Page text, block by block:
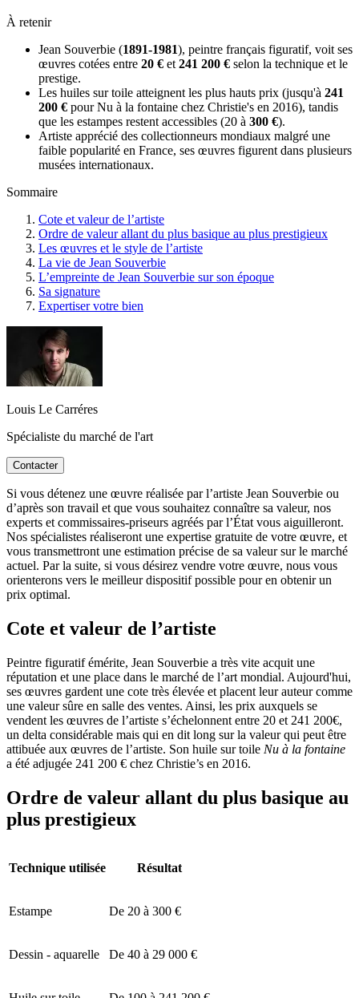
À retenir
Jean Souverbie (1891-1981), peintre français figuratif, voit ses
œuvres cotées entre 20 € et 241 200 € selon la technique et le
prestige.
Les huiles sur toile atteignent les plus hauts prix (jusqu'à 241
200 € pour Nu à la fontaine chez Christie's en 2016), tandis
que les estampes restent accessibles (20 à 300 €).
Artiste apprécié des collectionneurs mondiaux malgré une
faible popularité en France, ses œuvres figurent dans plusieurs
musées internationaux.
Sommaire
Cote et valeur de l’artiste
Ordre de valeur allant du plus basique au plus prestigieux
Les œuvres et le style de l’artiste
La vie de Jean Souverbie
L’empreinte de Jean Souverbie sur son époque
Sa signature
Expertiser votre bien
Louis Le Carréres
Spécialiste du marché de l'art
Contacter
Si vous détenez une œuvre réalisée par l’artiste Jean Souverbie ou
d’après son travail et que vous souhaitez connaître sa valeur, nos
experts et commissaires-priseurs agréés par l’État vous aiguilleront.
Nos spécialistes réaliseront une expertise gratuite de votre œuvre, et
vous transmettront une estimation précise de sa valeur sur le marché
actuel. Par la suite, si vous désirez vendre votre œuvre, nous vous
orienterons vers le meilleur dispositif possible pour en obtenir un
prix optimal.
Cote et valeur de l’artiste
Peintre figuratif émérite, Jean Souverbie a très vite acquit une
réputation et une place dans le marché de l’art mondial. Aujourd'hui,
ses œuvres gardent une cote très élevée et placent leur auteur comme
une valeur sûre en salle des ventes. Ainsi, les prix auxquels se
vendent les œuvres de l’artiste s’échelonnent entre 20 et 241 200€,
un delta considérable mais qui en dit long sur la valeur qui peut être
attibuée aux œuvres de l’artiste. Son huile sur toile Nu à la fontaine
a été adjugée 241 200 € chez Christie’s en 2016.
Ordre de valeur allant du plus basique au
plus prestigieux
Technique utilisée Résultat
Estampe De 20 à 300 €
Dessin - aquarelle De 40 à 29 000 €